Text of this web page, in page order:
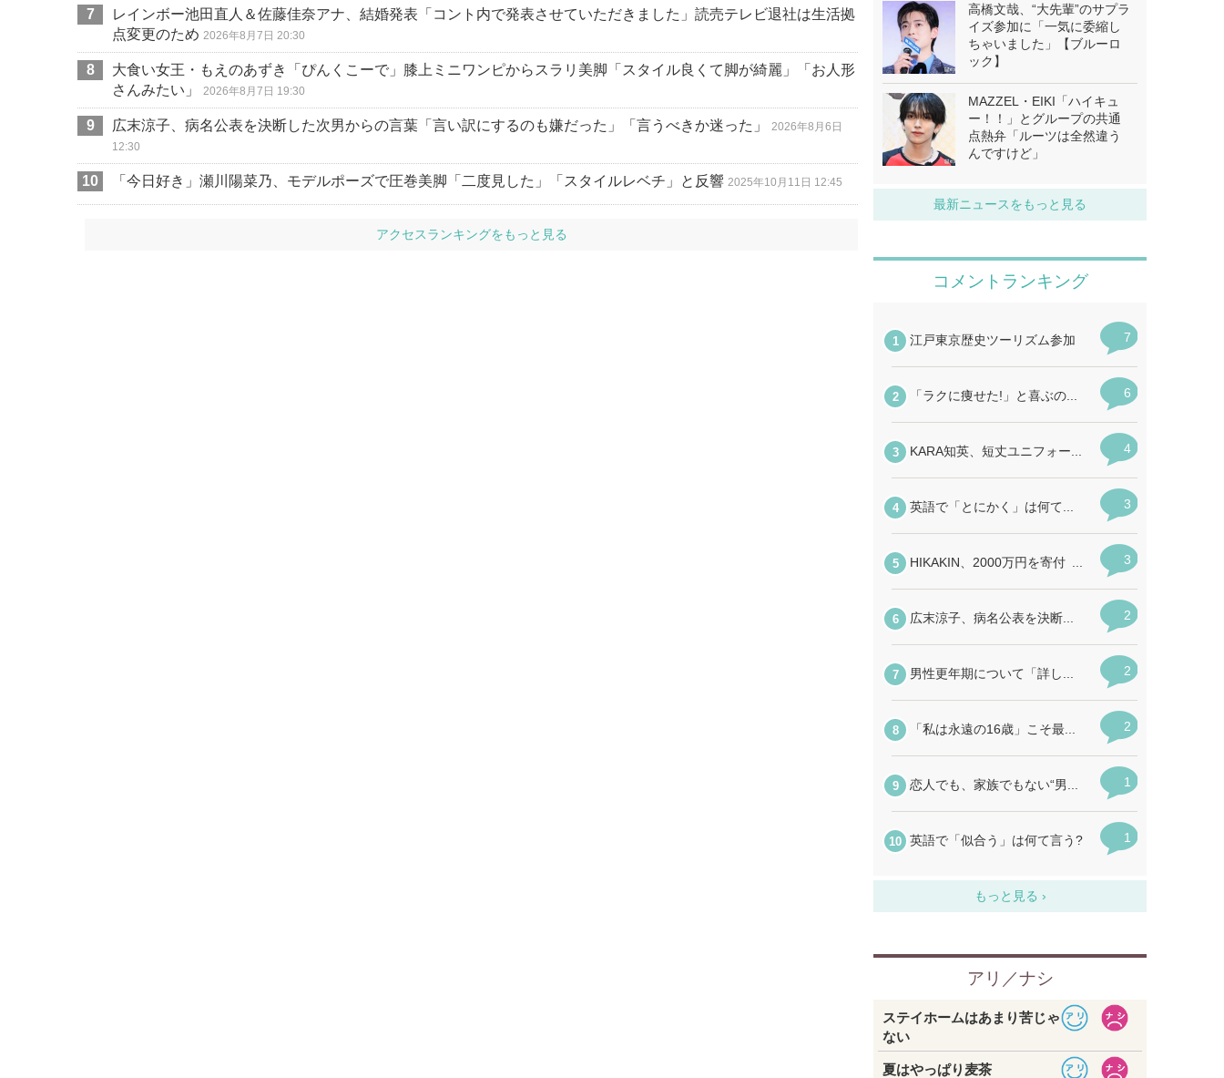
レインボー池田直人＆佐藤佳奈アナ、結婚発表「コント内で発表させていただきました」読売テレビ退社は生活拠
点変更のため 2026年8月7日 20:30
大食い女王・もえのあずき「ぴんくこーで」膝上ミニワンピからスラリ美脚「スタイル良くて脚が綺麗」「お人形
さんみたい」
2026年8月7日 19:30
広末涼子、病名公表を決断した次男からの言葉「言い訳にするのも嫌だった」「言うべきか迷った」
2026年8月6日
12:30
「今日好き」瀬川陽菜乃、モデルポーズで圧巻美脚「二度見した」「スタイルレベチ」と反響 2025年10月11日 12:45
アクセスランキングをもっと見る
高橋文哉、“大先輩”のサプラ
イズ参加に「一気に委縮し
ちゃいました」【ブルーロ
ック】
MAZZEL・EIKI「ハイキュ
ー！！」とグループの共通
点熱弁「ルーツは全然違う
んですけど」
最新ニュースをもっと見る